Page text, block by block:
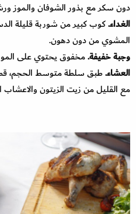
دون سكر مع بذور الشوفان والموز
الغداء.كوب كبير من شوربة قليلة
المشوي من دون دهون.
وجبة خفيفة.مخفوق يحتوي على
العشاء.طبق سلطة متوسط الحجم،
مع القليل من زيت الزيتون والاعشاب